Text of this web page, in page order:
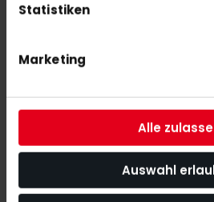
Statistiken
Marketing
Alle
Auswahl
NEWSLETTER ANMELDUNG
was News, Tipps und Rabattaktionen